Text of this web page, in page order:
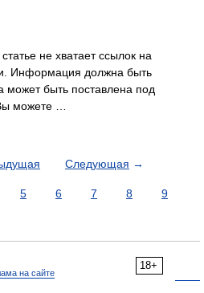
не хватает ссылок на
Информация должна быть
может быть поставлена под
можете …
Следующая →
5 6 7 8
9
18+
на сайте